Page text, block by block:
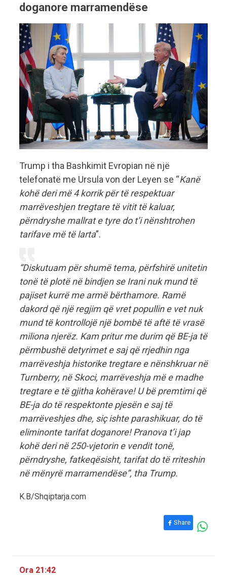
doganore marramendëse
Trump i tha Bashkimit Evropian në një
telefonatë me Ursula von der Leyen se “Kanë
kohë deri më 4 korrik për të respektuar
marrëveshjen tregtare të vitit të kaluar,
përndryshe mallrat e tyre do t’i nënshtrohen
tarifave më të larta”.
“Diskutuam për shumë tema, përfshirë unitetin
tonë të plotë në bindjen se Irani nuk mund të
pajiset kurrë me armë bërthamore. Ramë
dakord që një regjim që vret popullin e vet nuk
mund të kontrollojë një bombë të aftë të vrasë
miliona njerëz. Kam pritur me durim që BE-ja të
përmbushë detyrimet e saj që rrjedhin nga
marrëveshja historike tregtare e nënshkruar në
Turnberry, në Skoci, marrëveshja më e madhe
tregtare e të gjitha kohërave! U bë premtimi që
BE-ja do të respektonte pjesën e saj të
marrëveshjes dhe, siç ishte parashikuar, do të
eliminonte tarifat doganore! Pranova t’i jap
kohë deri në 250-vjetorin e vendit tonë,
përndryshe, fatkeqësisht, tarifat do të rriteshin
në mënyrë marramendëse”, tha Trump.
K.B/Shqiptarja.com
Share
Ora 21:42